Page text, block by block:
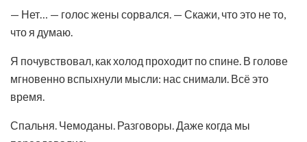
— Нет… — голос жены сорвался. — Скажи, что это не то,
что я думаю.
Я почувствовал, как холод проходит по спине. В голове
мгновенно вспыхнули мысли: нас снимали. Всё это
время.
Спальня. Чемоданы. Разговоры. Даже когда мы